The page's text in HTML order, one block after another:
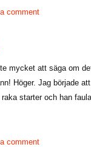
comment
mycket att säga om
Höger. Jag började
raka starter och han
comment